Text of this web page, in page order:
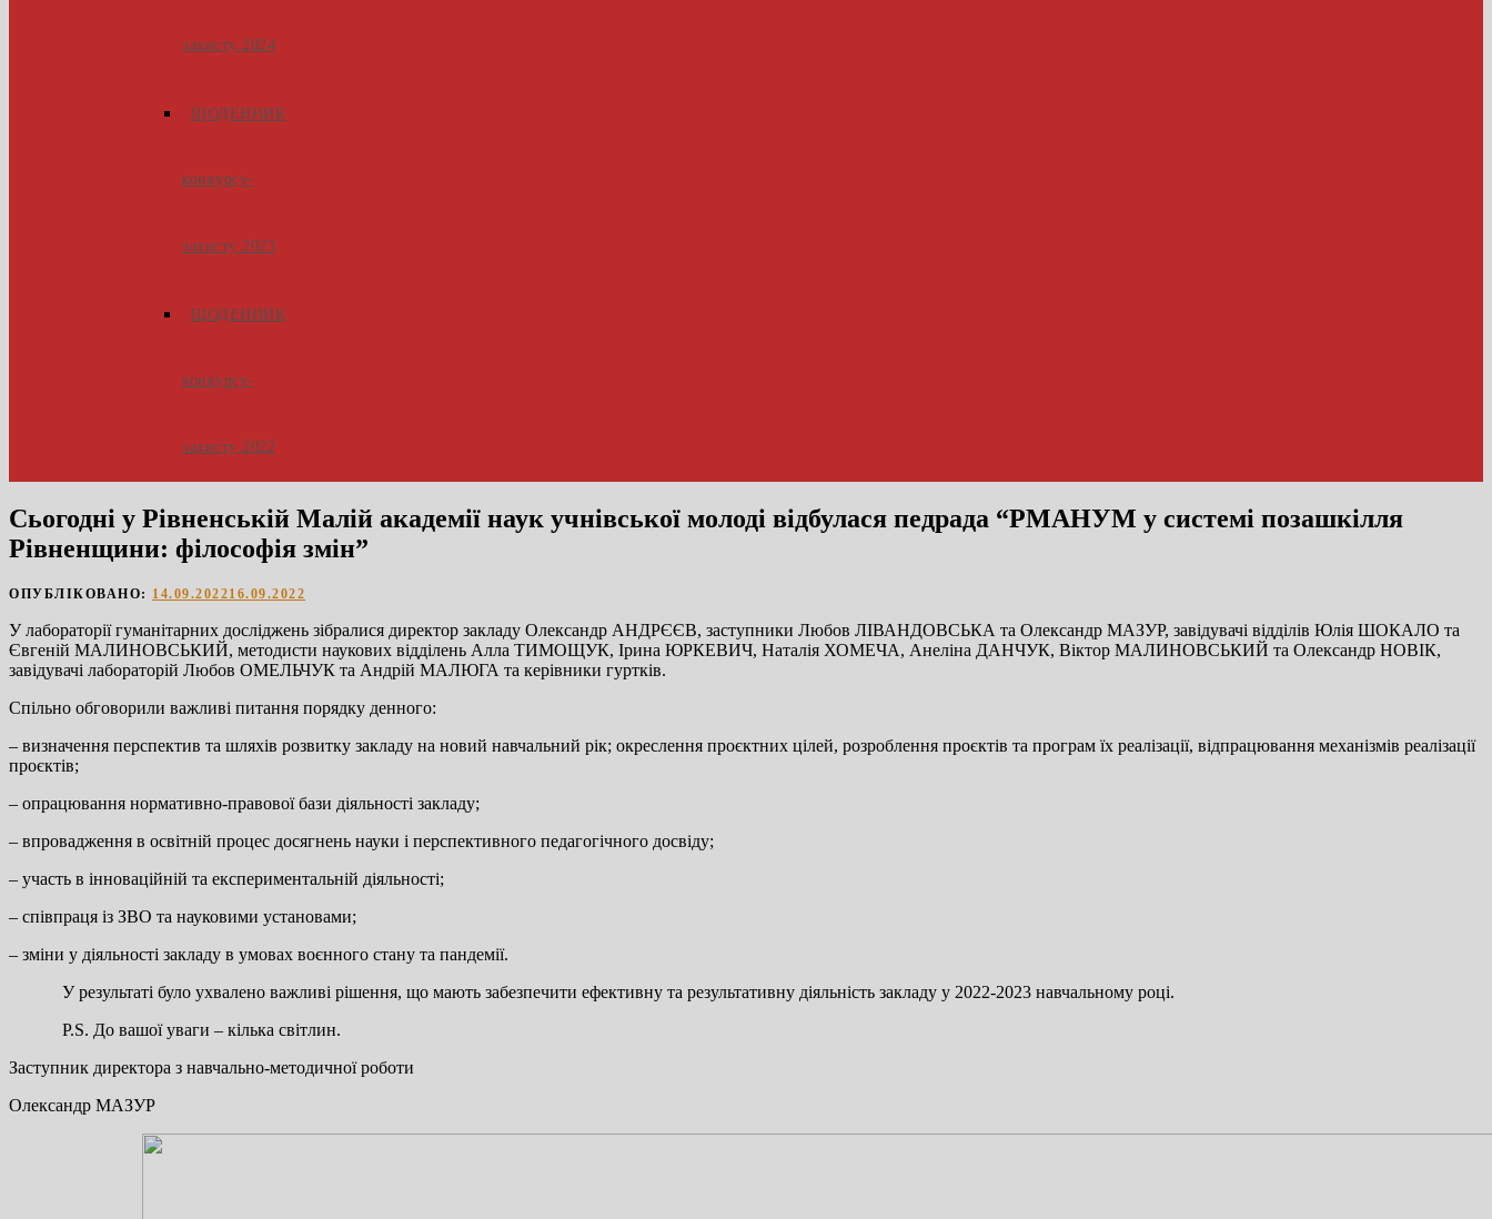
захисту 2024
ЩОДЕННИК
конкурсу-
захисту 2023
ЩОДЕННИК
конкурсу-
захисту 2022
Сьогодні у Рівненській Малій академії наук учнівської молоді відбулася педрада “РМАНУМ у системі позашкілля
Рівненщини: філософія змін”
ОПУБЛІКОВАНО: 14.09.202216.09.2022
У лабораторії гуманітарних досліджень зібралися директор закладу Олександр АНДРЄЄВ, заступники Любов ЛІВАНДОВСЬКА та Олександр МАЗУР, завідувачі відділів Юлія ШОКАЛО та
Євгеній МАЛИНОВСЬКИЙ, методисти наукових відділень Алла ТИМОЩУК, Ірина ЮРКЕВИЧ, Наталія ХОМЕЧА, Анеліна ДАНЧУК, Віктор МАЛИНОВСЬКИЙ та Олександр НОВІК,
завідувачі лабораторій Любов ОМЕЛЬЧУК та Андрій МАЛЮГА та керівники гуртків.
Спільно обговорили важливі питання порядку денного:
– визначення перспектив та шляхів розвитку закладу на новий навчальний рік; окреслення проєктних цілей, розроблення проєктів та програм їх реалізації, відпрацювання механізмів реалізації
проєктів;
– опрацювання нормативно-правової бази діяльності закладу;
– впровадження в освітній процес досягнень науки і перспективного педагогічного досвіду;
– участь в інноваційній та експериментальній діяльності;
– співпраця із ЗВО та науковими установами;
– зміни у діяльності закладу в умовах воєнного стану та пандемії.
У результаті було ухвалено важливі рішення, що мають забезпечити ефективну та результативну діяльність закладу у 2022-2023 навчальному році.
P.S. До вашої уваги – кілька світлин.
Заступник директора з навчально-методичної роботи
Олександр МАЗУР